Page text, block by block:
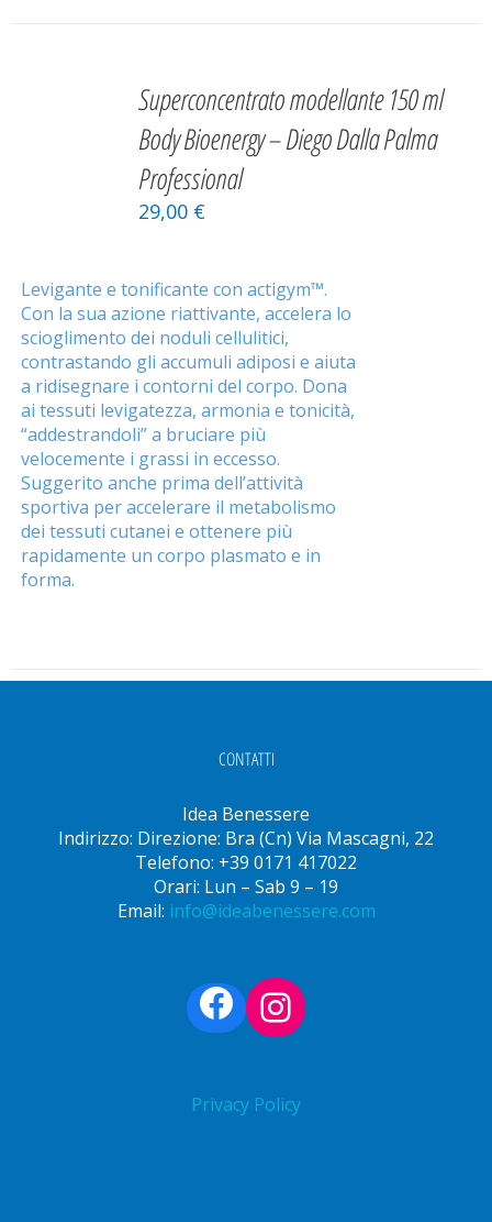
Superconcentrato modellante 150 ml
Body Bioenergy – Diego Dalla Palma
Professional
29,00 €
Levigante e tonificante con actigym™.
Con la sua azione riattivante, accelera lo
scioglimento dei noduli cellulitici,
contrastando gli accumuli adiposi e aiuta
a ridisegnare i contorni del corpo. Dona
ai tessuti levigatezza, armonia e tonicità,
“addestrandoli” a bruciare più
velocemente i grassi in eccesso.
Suggerito anche prima dell’attività
sportiva per accelerare il metabolismo
dei tessuti cutanei e ottenere più
rapidamente un corpo plasmato e in
forma.
CONTATTI
Idea Benessere
Indirizzo: Direzione: Bra (Cn) Via Mascagni, 22
Telefono: +39 0171 417022
Orari: Lun – Sab 9 – 19
Email: info@ideabenessere.com
Facebook
Instagram
Privacy Policy